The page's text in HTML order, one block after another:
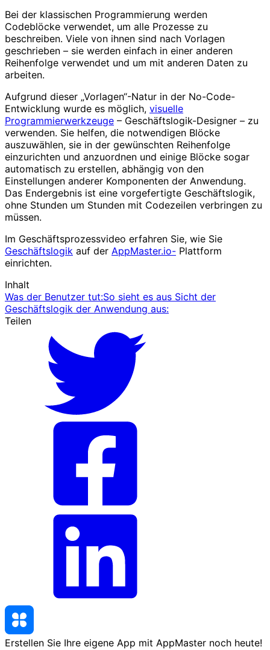
Bei der klassischen Programmierung werden
Codeblöcke verwendet, um alle Prozesse zu
beschreiben. Viele von ihnen sind nach Vorlagen
geschrieben – sie werden einfach in einer anderen
Reihenfolge verwendet und um mit anderen Daten zu
arbeiten.
Aufgrund dieser „Vorlagen“-Natur in der No-Code-
Entwicklung wurde es möglich, visuelle
Programmierwerkzeuge – Geschäftslogik-Designer – zu
verwenden. Sie helfen, die notwendigen Blöcke
auszuwählen, sie in der gewünschten Reihenfolge
einzurichten und anzuordnen und einige Blöcke sogar
automatisch zu erstellen, abhängig von den
Einstellungen anderer Komponenten der Anwendung.
Das Endergebnis ist eine vorgefertigte Geschäftslogik,
ohne Stunden um Stunden mit Codezeilen verbringen zu
müssen.
Im Geschäftsprozessvideo erfahren Sie, wie Sie
Geschäftslogik auf der AppMaster.io- Plattform
einrichten.
Inhalt
Was der Benutzer tut:So sieht es aus Sicht der
Geschäftslogik der Anwendung aus:
Teilen
Erstellen Sie Ihre eigene App mit AppMaster noch heute!